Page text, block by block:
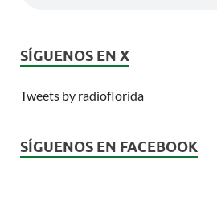
SÍGUENOS EN X
Tweets by radioflorida
SÍGUENOS EN FACEBOOK